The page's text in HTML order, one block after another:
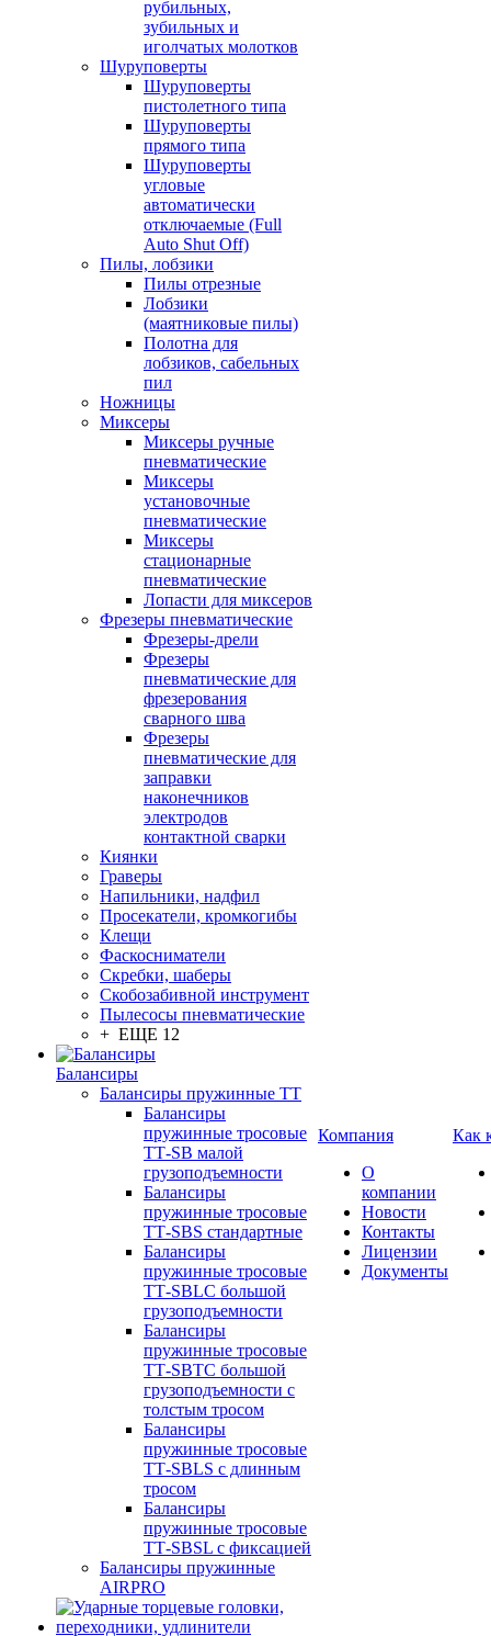
рубильных,
зубильных и
иголчатых молотков
Шуруповерты
Шуруповерты
пистолетного типа
Шуруповерты
прямого типа
Шуруповерты
угловые
автоматически
отключаемые (Full
Auto Shut Off)
Пилы, лобзики
Пилы отрезные
Лобзики
(маятниковые пилы)
Полотна для
лобзиков, сабельных
пил
Ножницы
Миксеры
Миксеры ручные
пневматические
Миксеры
установочные
пневматические
Миксеры
стационарные
пневматические
Лопасти для миксеров
Фрезеры пневматические
Фрезеры-дрели
Фрезеры
пневматические для
фрезерования
сварного шва
Фрезеры
пневматические для
заправки
наконечников
электродов
контактной сварки
Киянки
Граверы
Напильники, надфил
Просекатели, кромкогибы
Клещи
Фаскосниматели
Скребки, шаберы
Скобозабивной инструмент
Пылесосы пневматические
+ ЕЩЕ 12
Балансиры
Балансиры пружинные TT
Балансиры
пружинные тросовые
ТТ-SB малой
грузоподъемности
Балансиры
пружинные тросовые
ТТ-SBS стандартные
Балансиры
пружинные тросовые
ТТ-SBLC большой
грузоподъемности
Балансиры
пружинные тросовые
ТТ-SBTC большой
грузоподъемности с
толстым тросом
Балансиры
пружинные тросовые
ТТ-SBLS с длинным
тросом
Балансиры
пружинные тросовые
ТТ-SBSL с фиксацией
Балансиры пружинные
AIRPRO
Компания
О
компании
Новости
Контакты
Лицензии
Документы
Как